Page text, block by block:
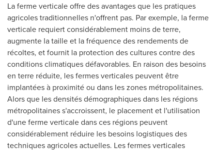
La ferme verticale offre des avantages que les pratiques
agricoles traditionnelles n'offrent pas. Par exemple, la ferme
verticale requiert considérablement moins de terre,
augmente la taille et la fréquence des rendements de
récoltes, et fournit la protection des cultures contre des
conditions climatiques défavorables. En raison des besoins
en terre réduite, les fermes verticales peuvent être
implantées à proximité ou dans les zones métropolitaines.
Alors que les densités démographiques dans les régions
métropolitaines s'accroissent, le placement et l'utilisation
d'une ferme verticale dans ces régions peuvent
considérablement réduire les besoins logistiques des
techniques agricoles actuelles. Les fermes verticales